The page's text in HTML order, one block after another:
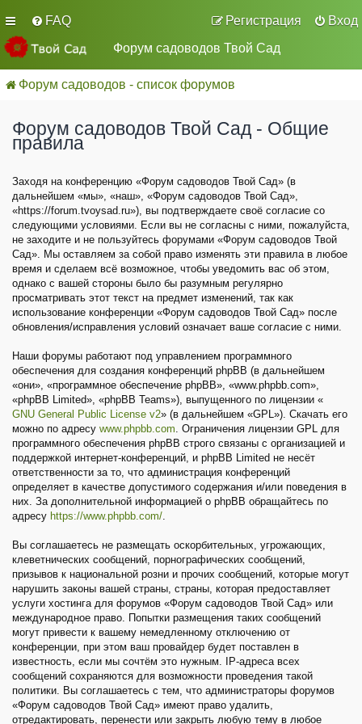
FAQ Вход
Регистрация
Форум садоводов Твой Сад
Форум садоводов - список форумов
Форум садоводов Твой Сад - Общие
правила
Заходя на конференцию «Форум садоводов Твой Сад» (в
дальнейшем «мы», «наш», «Форум садоводов Твой Сад»,
«https://forum.tvoysad.ru»), вы подтверждаете своё согласие со
следующими условиями. Если вы не согласны с ними, пожалуйста,
не заходите и не пользуйтесь форумами «Форум садоводов Твой
Сад». Мы оставляем за собой право изменять эти правила в любое
время и сделаем всё возможное, чтобы уведомить вас об этом,
однако с вашей стороны было бы разумным регулярно
просматривать этот текст на предмет изменений, так как
использование конференции «Форум садоводов Твой Сад» после
обновления/исправления условий означает ваше согласие с ними.
Наши форумы работают под управлением программного
обеспечения для создания конференций phpBB (в дальнейшем
«они», «программное обеспечение phpBB», «www.phpbb.com»,
«phpBB Limited», «phpBB Teams»), выпущенного по лицензии «
GNU General Public License v2» (в дальнейшем «GPL»). Скачать его
можно по адресу www.phpbb.com. Ограничения лицензии GPL для
программного обеспечения phpBB строго связаны с организацией и
поддержкой интернет-конференций, и phpBB Limited не несёт
ответственности за то, что администрация конференций
определяет в качестве допустимого содержания и/или поведения в
них. За дополнительной информацией о phpBB обращайтесь по
адресу https://www.phpbb.com/.
Вы соглашаетесь не размещать оскорбительных, угрожающих,
клеветнических сообщений, порнографических сообщений,
призывов к национальной розни и прочих сообщений, которые могут
нарушить законы вашей страны, страны, которая предоставляет
услуги хостинга для форумов «Форум садоводов Твой Сад» или
международное право. Попытки размещения таких сообщений
могут привести к вашему немедленному отключению от
конференции, при этом ваш провайдер будет поставлен в
известность, если мы сочтём это нужным. IP-адреса всех
сообщений сохраняются для возможности проведения такой
политики. Вы соглашаетесь с тем, что администраторы форумов
«Форум садоводов Твой Сад» имеют право удалить,
отредактировать, перенести или закрыть любую тему в любое